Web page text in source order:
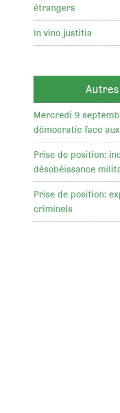
étrangers
In vino justitia
Mercredi 9
démocratie face
Prise de position:
désobéissance
Prise de position:
criminels